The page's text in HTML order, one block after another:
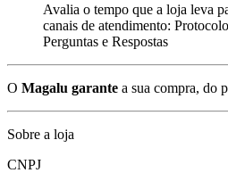
Avalia o tempo que a loja leva
canais de atendimento:
Perguntas e Respostas
O Magalu garante a sua compra, do
Sobre a loja
CNPJ